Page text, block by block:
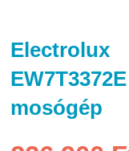
Electrolux
EW7T3372E
mosógép